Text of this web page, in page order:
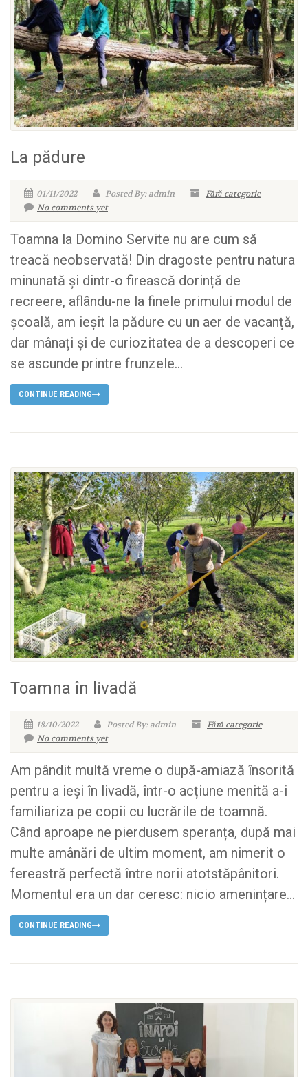
La pădure
01/11/2022 Posted By: admin
Fără categorie
No comments yet
Toamna la Domino Servite nu are cum să
treacă neobservată! Din dragoste pentru natura
minunată și dintr-o firească dorință de
recreere, aflându-ne la finele primului modul de
școală, am ieșit la pădure cu un aer de vacanță,
dar mânați și de curiozitatea de a descoperi ce
se ascunde printre frunzele...
CONTINUE READING
Toamna în livadă
18/10/2022 Posted By: admin
Fără categorie
No comments yet
Am pândit multă vreme o după-amiază însorită
pentru a ieși în livadă, într-o acțiune menită a-i
familiariza pe copii cu lucrările de toamnă.
Când aproape ne pierdusem speranța, după mai
multe amânări de ultim moment, am nimerit o
fereastră perfectă între norii atotstăpânitori.
Momentul era un dar ceresc: nicio amenințare...
CONTINUE READING